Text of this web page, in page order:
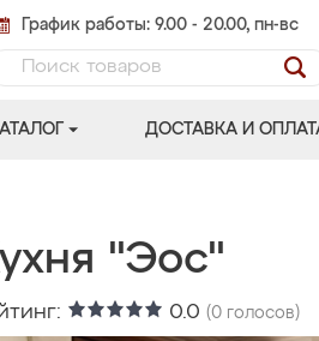
График работы: 9.00 - 20.00, пн-вс
ДОСТАВКА И
"Эос"
0.0 (0 голосов)